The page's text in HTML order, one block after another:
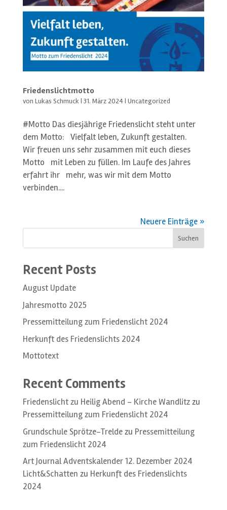
Friedenslichtmotto
von Lukas Schmuck| 31. März 2024| Uncategorized
#Motto Das diesjährige Friedenslicht steht unter
dem Motto: Vielfalt leben, Zukunft gestalten.
Wir freuen uns sehr zusammen mit euch dieses
Motto mit Leben zu füllen. Im Laufe des Jahres
erfahrt ihr mehr, was wir mit dem Motto
verbinden....
Neuere Einträge »
Suchen
Recent Posts
August Update
Jahresmotto 2025
Pressemitteilung zum Friedenslicht 2024
Herkunft des Friedenslichts 2024
Mottotext
Recent Comments
Friedenslicht zu Heilig Abend – Kirche Wandlitzzu
Pressemitteilung zum Friedenslicht 2024
Grundschule Sprötze-Treldezu Pressemitteilung
zum Friedenslicht 2024
Art Journal Adventskalender 12. Dezember 2024
Licht&Schatten zu Herkunft des Friedenslichts
2024